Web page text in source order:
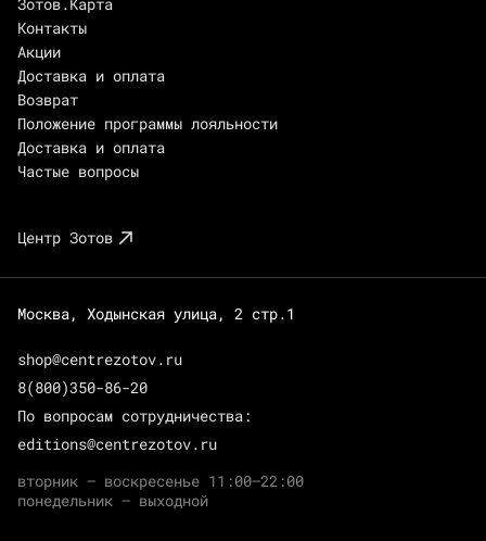
Контакты
Акции
Доставка и оплата
Возврат
Положение программы лояльности
Доставка и оплата
Частые вопросы
Центр Зотов
Москва, Ходынская улица, 2 стр.1
shop@centrezotov.ru
8(800)350-86-20
По вопросам сотрудничества:
editions@centrezotov.ru
вторник — воскресенье 11:00–22:00
понедельник — выходной